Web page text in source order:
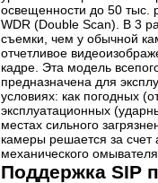
освещенности до 50 тыс.
WDR (Double Scan). В 3
съемки, чем у обычной
отчетливое
кадре. Эта модель
предназначена для
условиях: как погодных
эксплуатационных
местах сильного
камеры решается за счет
механического
Поддержка SIP